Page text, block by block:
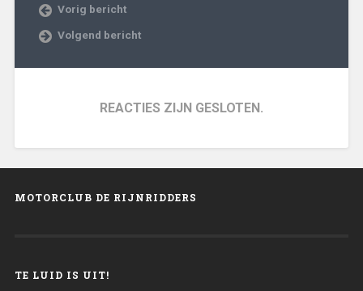
Vorig bericht
Volgend bericht
REACTIES ZIJN GESLOTEN.
MOTORCLUB DE RIJNRIDDERS
TE LUID IS UIT!